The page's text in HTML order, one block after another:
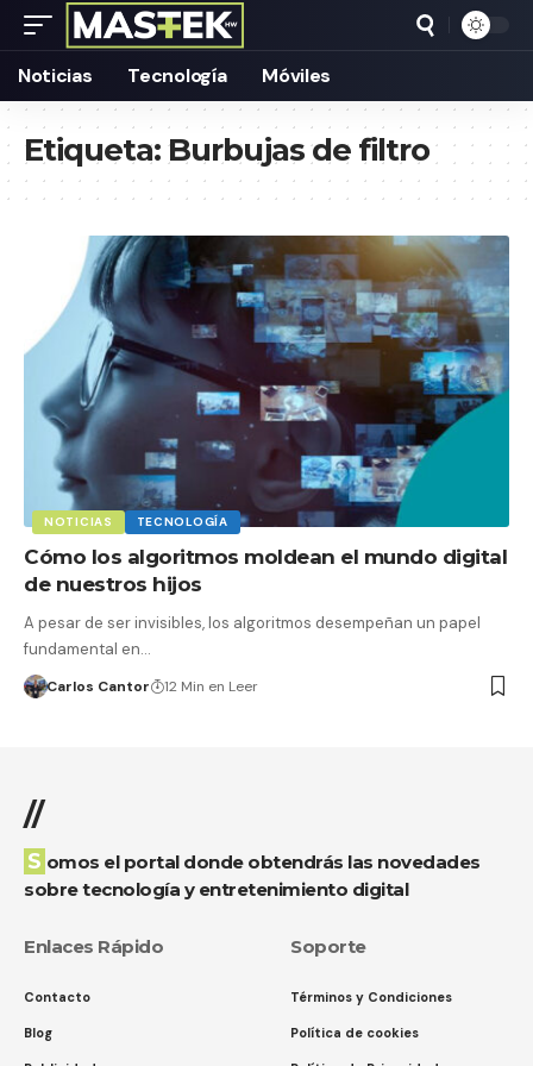
Noticias Tecnología Móviles
Etiqueta:Burbujas de filtro
NOTICIAS TECNOLOGÍA
Cómo los algoritmos moldean el mundo digital
de nuestros hijos
A pesar de ser invisibles, los algoritmos desempeñan un papel
fundamental en…
Carlos Cantor 12 Min en Leer
//
Somos el portal donde obtendrás las novedades
sobre tecnología y entretenimiento digital
Enlaces Rápido
Contacto
Blog
Soporte
Términos y Condiciones
Política de cookies